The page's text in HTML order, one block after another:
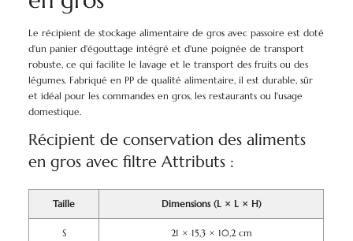
Le récipient de stockage alimentaire de gros avec passoire est doté
d'un panier d'égouttage intégré et d'une poignée de transport
robuste, ce qui facilite le lavage et le transport des fruits ou des
légumes. Fabriqué en PP de qualité alimentaire, il est durable, sûr
et idéal pour les commandes en gros, les restaurants ou l'usage
domestique.
Récipient de conservation des aliments
en gros avec filtre Attributs :
Taille Dimensions (L × L × H)
S 21 × 15,3 × 10,2 cm